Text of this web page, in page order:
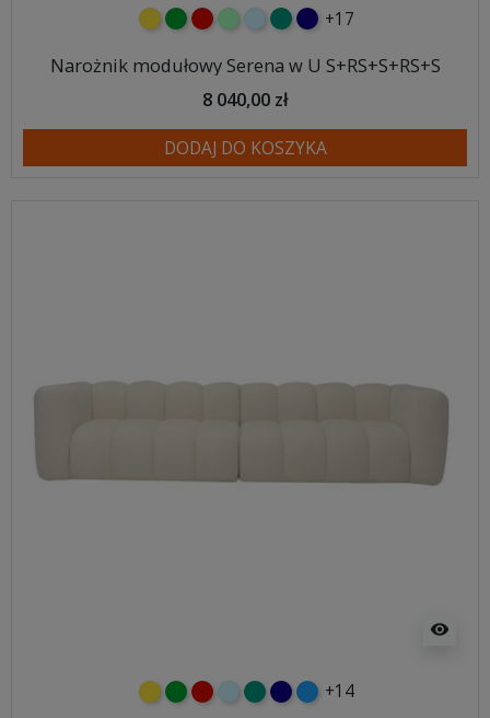
żółtyzielonyczerwony
miętowybłękitnyturkusowy
granatowy
+17
Narożnik modułowy Serena w U S+RS+S+RS+S
8 040,00 zł
DODAJ DO KOSZYKA
visibility
żółtyzielonyczerwony
błękitnyturkusowy
granatowy
niebieski
+14